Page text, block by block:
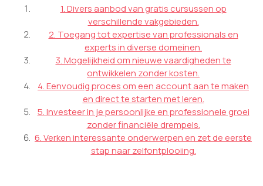
1. Divers aanbod van gratis cursussen op
verschillende vakgebieden.
2. Toegang tot expertise van professionals en
experts in diverse domeinen.
3. Mogelijkheid om nieuwe vaardigheden te
ontwikkelen zonder kosten.
4. Eenvoudig proces om een account aan te maken
en direct te starten met leren.
5. Investeer in je persoonlijke en professionele groei
zonder financiële drempels.
6. Verken interessante onderwerpen en zet de eerste
stap naar zelfontplooiing.